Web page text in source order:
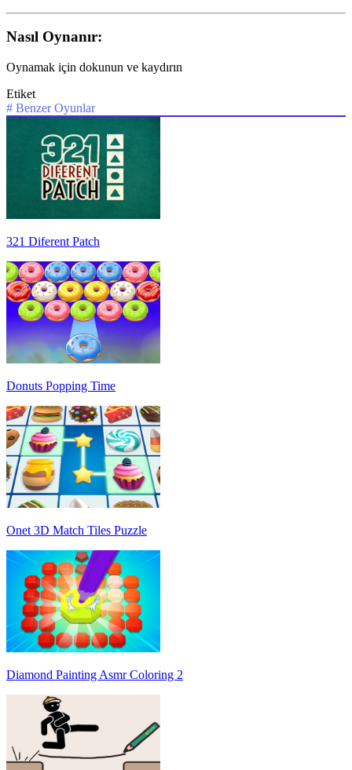
Nasıl Oynanır:
Oynamak için dokunun ve kaydırın
Etiket
# Benzer Oyunlar
321 Diferent Patch
Donuts Popping Time
Onet 3D Match Tiles Puzzle
Diamond Painting Asmr Coloring 2